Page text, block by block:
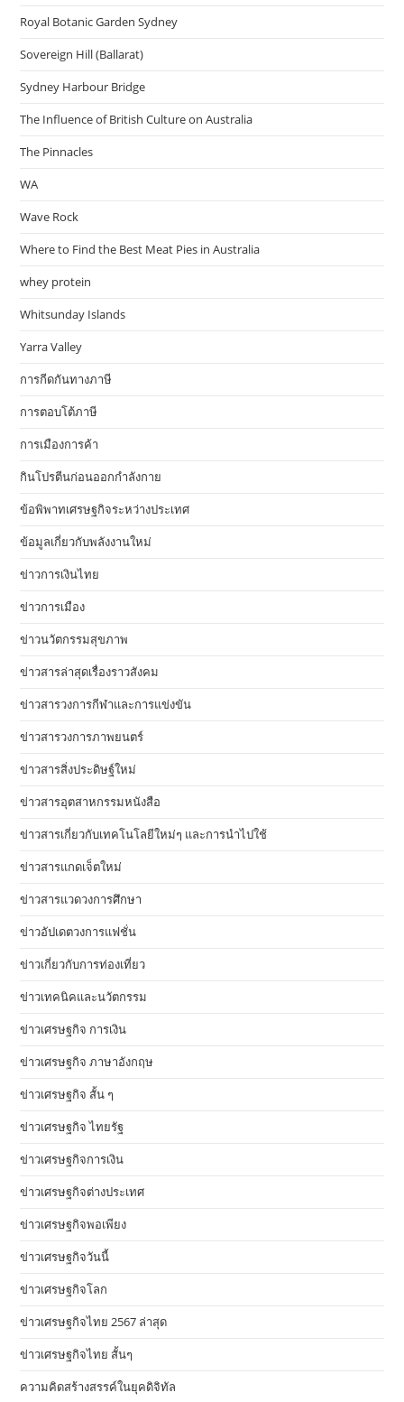
Royal Botanic Garden Sydney
Sovereign Hill (Ballarat)
Sydney Harbour Bridge
The Influence of British Culture on Australia
The Pinnacles
WA
Wave Rock
Where to Find the Best Meat Pies in Australia
whey protein
Whitsunday Islands
Yarra Valley
การกีดกันทางภาษี
การตอบโต้ภาษี
การเมืองการค้า
กินโปรตีนก่อนออกกำลังกาย
ข้อพิพาทเศรษฐกิจระหว่างประเทศ
ข้อมูลเกี่ยวกับพลังงานใหม่
ข่าวการเงินไทย
ข่าวการเมือง
ข่าวนวัตกรรมสุขภาพ
ข่าวสารล่าสุดเรื่องราวสังคม
ข่าวสารวงการกีฬาและการแข่งขัน
ข่าวสารวงการภาพยนตร์
ข่าวสารสิ่งประดิษฐ์ใหม่
ข่าวสารอุตสาหกรรมหนังสือ
ข่าวสารเกี่ยวกับเทคโนโลยีใหม่ๆ และการนำไปใช้
ข่าวสารแกดเจ็ตใหม่
ข่าวสารแวดวงการศึกษา
ข่าวอัปเดตวงการแฟชั่น
ข่าวเกี่ยวกับการท่องเที่ยว
ข่าวเทคนิคและนวัตกรรม
ข่าวเศรษฐกิจ การเงิน
ข่าวเศรษฐกิจ ภาษาอังกฤษ
ข่าวเศรษฐกิจ สั้น ๆ
ข่าวเศรษฐกิจ ไทยรัฐ
ข่าวเศรษฐกิจการเงิน
ข่าวเศรษฐกิจต่างประเทศ
ข่าวเศรษฐกิจพอเพียง
ข่าวเศรษฐกิจวันนี้
ข่าวเศรษฐกิจโลก
ข่าวเศรษฐกิจไทย 2567 ล่าสุด
ข่าวเศรษฐกิจไทย สั้นๆ
ความคิดสร้างสรรค์ในยุคดิจิทัล